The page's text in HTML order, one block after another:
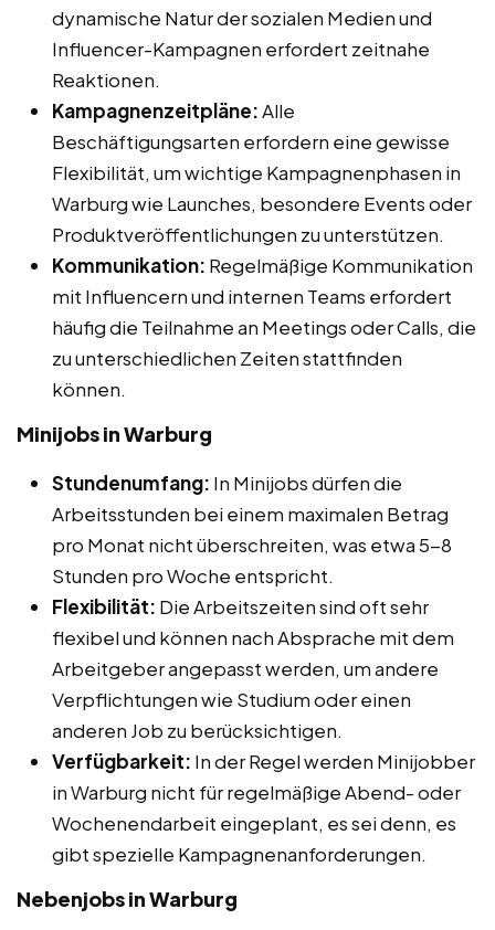
dynamische Natur der sozialen Medien und
Influencer-Kampagnen erfordert zeitnahe
Reaktionen.
Kampagnenzeitpläne:Alle
Beschäftigungsarten erfordern eine gewisse
Flexibilität, um wichtige Kampagnenphasen in
Warburg wie Launches, besondere Events oder
Produktveröffentlichungen zu unterstützen.
Kommunikation: Regelmäßige Kommunikation
mit Influencern und internen Teams erfordert
häufig die Teilnahme an Meetings oder Calls, die
zu unterschiedlichen Zeiten stattfinden
können.
Minijobs in Warburg
Stundenumfang: In Minijobs dürfen die
Arbeitsstunden bei einem maximalen Betrag
pro Monat nicht überschreiten, was etwa 5-8
Stunden pro Woche entspricht.
Flexibilität: Die Arbeitszeiten sind oft sehr
flexibel und können nach Absprache mit dem
Arbeitgeber angepasst werden, um andere
Verpflichtungen wie Studium oder einen
anderen Job zu berücksichtigen.
Verfügbarkeit: In der Regel werden Minijobber
in Warburg nicht für regelmäßige Abend- oder
Wochenendarbeit eingeplant, es sei denn, es
gibt spezielle Kampagnenanforderungen.
Nebenjobs in Warburg